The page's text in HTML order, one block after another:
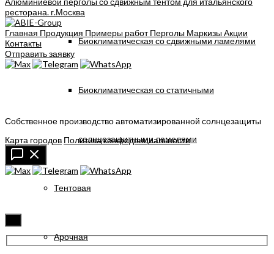
Биоклиматическая со сдвижными ламелями
Биоклиматическая со статичными
солнцезащитными ламелями
Тентовая
Арочная
Главная Продукция Примеры работПерголы МаркизыАкции
Контакты
Отправить заявку
Собственное производство автоматизированной солнцезащиты
Карта городов Политика конфиденциальности